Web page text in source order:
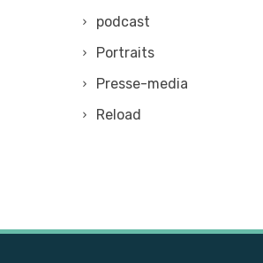
podcast
Portraits
Presse-media
Reload